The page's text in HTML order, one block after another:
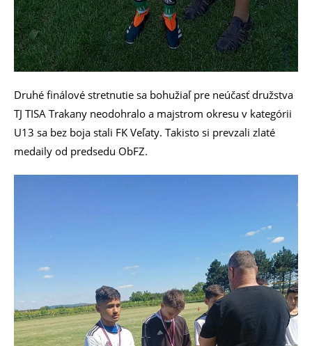
Druhé finálové stretnutie sa bohužiaľ pre neúčasť družstva
TJ TISA Trakany neodohralo a majstrom okresu v kategórii
U13 sa bez boja stali FK Veľaty. Takisto si prevzali zlaté
medaily od predsedu ObFZ.